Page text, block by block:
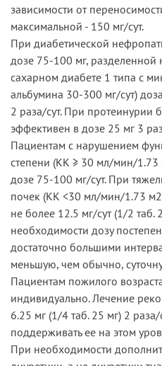
зависимости от
максимальной - 150 мг/сут.
При диабетической
дозе 75-100 мг,
сахарном диабете 1 типа с
альбумина 30-300 мг/сут)
2 раза/сут. При протеинурии
эффективен в дозе 25 мг 3
Пациентам с нарушением
степени (КК ≥ 30 мл/мин/
дозе 75-100 мг/сут. При
почек (КК <30 мл/мин/1.73
не более 12.5 мг/сут (1/2
необходимости дозу
достаточно большими
меньшую, чем обычно,
Пациентам пожилого
индивидуально. Лечение
6.25 мг (1/4 таб. 25 мг) 2
поддерживать ее на этом
При необходимости